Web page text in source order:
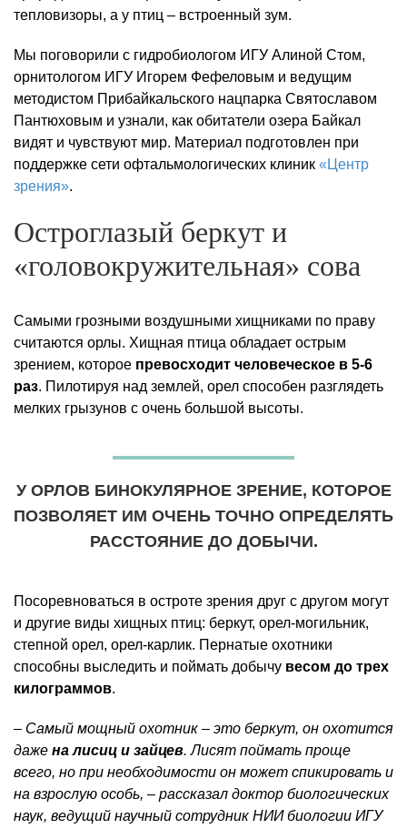
тепловизоры, а у птиц – встроенный зум.
Мы поговорили с гидробиологом ИГУ Алиной Стом,
орнитологом ИГУ Игорем Фефеловым и ведущим
методистом Прибайкальского нацпарка Святославом
Пантюховым и узнали, как обитатели озера Байкал
видят и чувствуют мир. Материал подготовлен при
поддержке сети офтальмологических клиник «Центр
зрения».
Остроглазый беркут и
«головокружительная» сова
Самыми грозными воздушными хищниками по праву
считаются орлы. Хищная птица обладает острым
зрением, которое превосходит человеческое в 5-6
раз. Пилотируя над землей, орел способен разглядеть
мелких грызунов с очень большой высоты.
У ОРЛОВ БИНОКУЛЯРНОЕ ЗРЕНИЕ, КОТОРОЕ
ПОЗВОЛЯЕТ ИМ ОЧЕНЬ ТОЧНО ОПРЕДЕЛЯТЬ
РАССТОЯНИЕ ДО ДОБЫЧИ.
Посоревноваться в остроте зрения друг с другом могут
и другие виды хищных птиц: беркут, орел-могильник,
степной орел, орел-карлик. Пернатые охотники
способны выследить и поймать добычу весом до трех
килограммов.
– Самый мощный охотник – это беркут, он охотится
даже на лисиц и зайцев. Лисят поймать проще
всего, но при необходимости он может спикировать и
на взрослую особь, – рассказал доктор биологических
наук, ведущий научный сотрудник НИИ биологии ИГУ